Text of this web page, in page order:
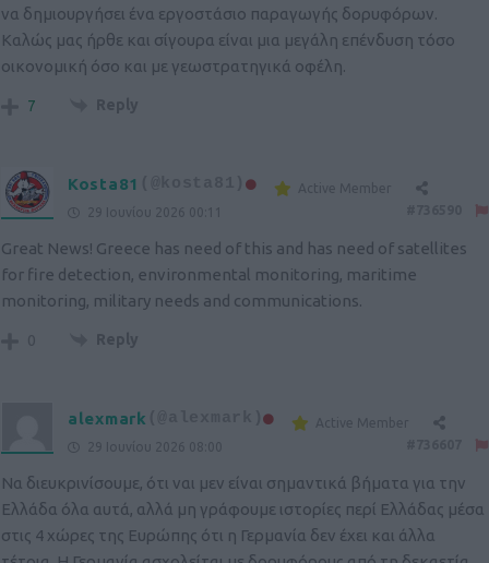
να δημιουργήσει ένα εργοστάσιο παραγωγής δορυφόρων.
Καλώς μας ήρθε και σίγουρα είναι μια μεγάλη επένδυση τόσο
οικονομική όσο και με γεωστρατηγικά οφέλη.
7 Reply
Kosta81
Active Member
29 Ιουνίου 2026 00:11
Great News! Greece has need of this and has need of satellites
for fire detection, environmental monitoring, maritime
monitoring, military needs and communications.
0 Reply
alexmark (@alexmark)
Active Member
29 Ιουνίου 2026 08:00
Να διευκρινίσουμε, ότι ναι μεν είναι σημαντικά βήματα για την
Ελλάδα όλα αυτά, αλλά μη γράφουμε ιστορίες περί Ελλάδας μέσα
στις 4 χώρες της Ευρώπης ότι η Γερμανία δεν έχει και άλλα